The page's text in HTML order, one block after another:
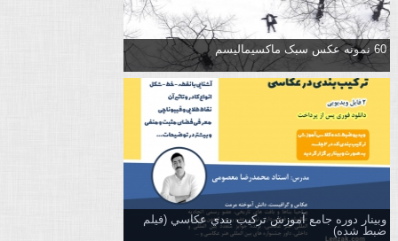
60 نمونه عکس سبک ماکسیمالیسم
وبینار دوره جامع آموزش تركيب بندي عكاسي (فیلم
ضبط شده)